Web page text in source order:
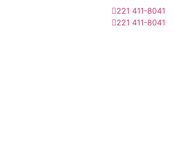
221 411-8041
221 411-8041